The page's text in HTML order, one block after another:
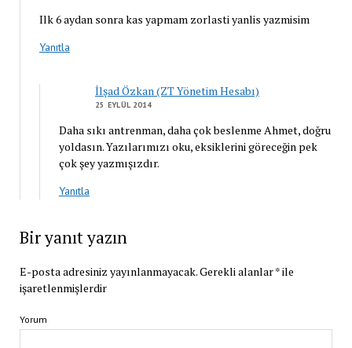
Ilk 6 aydan sonra kas yapmam zorlasti yanlis yazmisim
Yanıtla
İlşad Özkan (ZT Yönetim Hesabı)
25 EYLÜL 2014
Daha sıkı antrenman, daha çok beslenme Ahmet, doğru
yoldasın. Yazılarımızı oku, eksiklerini göreceğin pek
çok şey yazmışızdır.
Yanıtla
Bir yanıt yazın
E-posta adresiniz yayınlanmayacak.Gerekli alanlar*ile
işaretlenmişlerdir
Yorum